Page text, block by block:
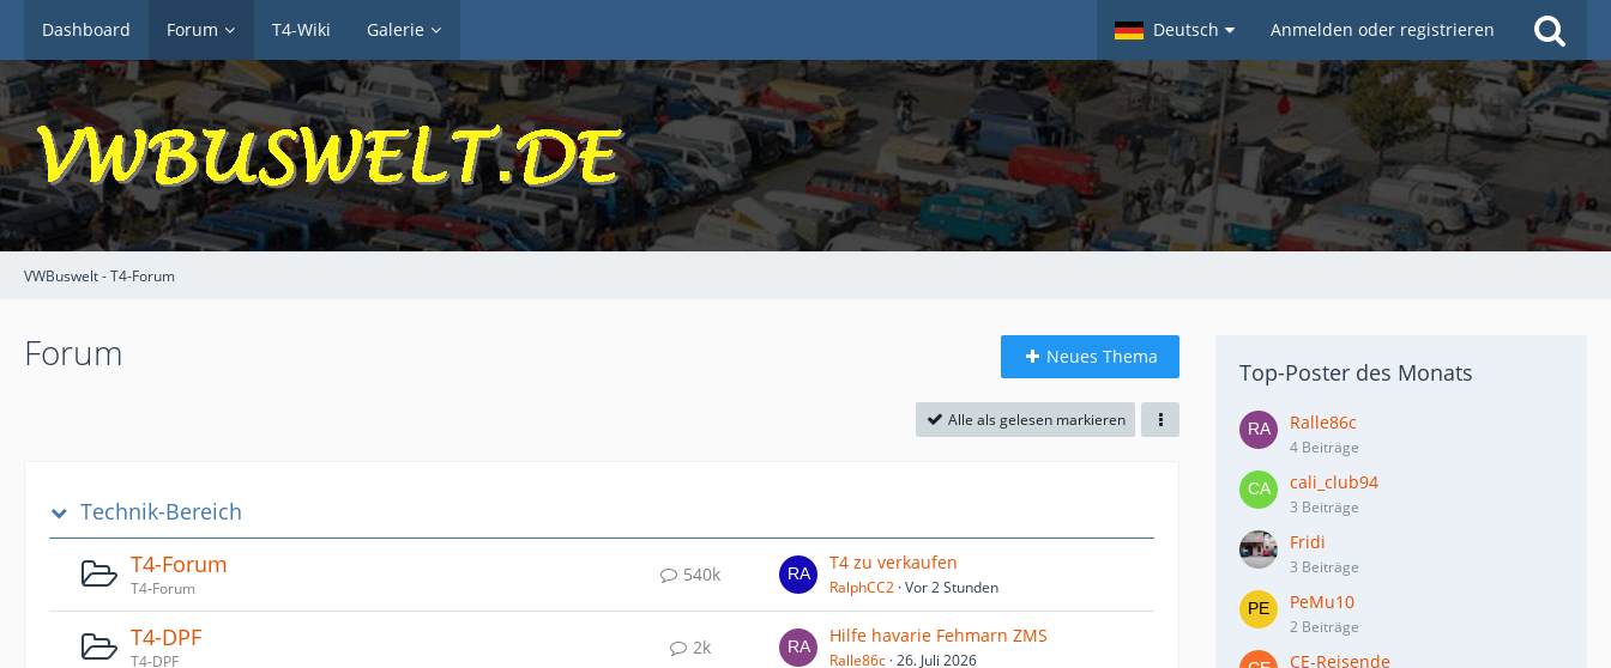
Dashboard Forum T4-Wiki Galerie Deutsch Anmelden oder registrieren
VWBuswelt - T4-Forum
Forum Neues Thema
Alle als gelesen markieren
Technik-Bereich
T4-Forum
T4-Forum
540k
T4 zu verkaufen
RalphCC2 Vor 2 Stunden
T4-DPF
T4-DPF
2k
Hilfe havarie Fehmarn ZMS
Ralle86c 26. Juli 2026
Top-Poster des Monats
Ralle86c
4 Beiträge
cali_club94
3 Beiträge
Fridi
3 Beiträge
PeMu10
2 Beiträge
CE-Reisende